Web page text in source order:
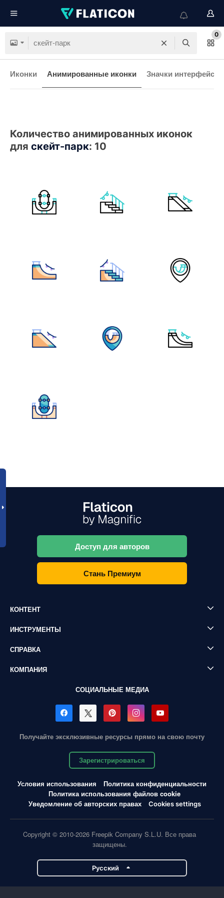
0
Иконки Анимированные иконки Значки интерфейса
Количество анимированных иконок
для скейт-парк: 10
Доступ для авторов
Стань Премиум
КОНТЕНТ
ИНСТРУМЕНТЫ
СПРАВКА
КОМПАНИЯ
СОЦИАЛЬНЫЕ МЕДИА
Получайте эксклюзивные ресурсы прямо на свою почту
Зарегистрироваться
Условия использования
Политика конфиденциальности
Политика использования файлов cookie
Уведомление об авторских правах
Cookies settings
Copyright © 2010-2026 Freepik Company S.L.U. Все права
защищены.
Pусский